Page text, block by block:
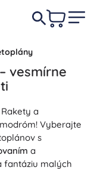
vesmírne
a
Vyberajte
s
a
fantáziu malých